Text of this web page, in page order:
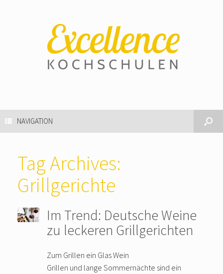
NAVIGATION
Tag Archives:
Grillgerichte
Im Trend: Deutsche Weine
zu leckeren Grillgerichten
Zum Grillen ein Glas Wein
Grillen und lange Sommernächte sind ein